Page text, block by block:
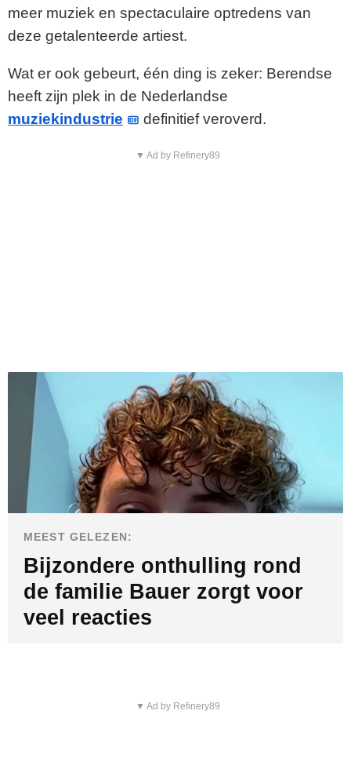
meer muziek en spectaculaire optredens van
deze getalenteerde artiest.
Wat er ook gebeurt, één ding is zeker: Berendse
heeft zijn plek in de Nederlandse
muziekindustrie
definitief veroverd.
▼ Ad by Refinery89
MEEST GELEZEN:
Bijzondere onthulling rond
de familie Bauer zorgt voor
veel reacties
▼ Ad by Refinery89